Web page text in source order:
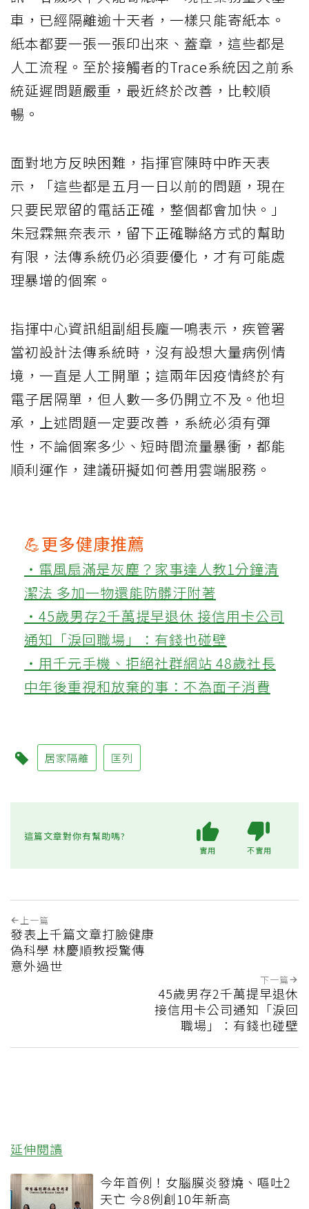
車，已經隔離逾十天者，一樣只能寄紙本。
紙本都要一張一張印出來、蓋章，這些都是
人工流程。至於接觸者的Trace系統因之前系
統延遲問題嚴重，最近終於改善，比較順
暢。
面對地方反映困難，指揮官陳時中昨天表
示，「這些都是五月一日以前的問題，現在
只要民眾留的電話正確，整個都會加快。」
朱冠霖無奈表示，留下正確聯絡方式的幫助
有限，法傳系統仍必須要優化，才有可能處
理暴增的個案。
指揮中心資訊組副組長龐一鳴表示，疾管署
當初設計法傳系統時，沒有設想大量病例情
境，一直是人工開單；這兩年因疫情終於有
電子居隔單，但人數一多仍開立不及。他坦
承，上述問題一定要改善，系統必須有彈
性，不論個案多少、短時間流量暴衝，都能
順利運作，建議研擬如何善用雲端服務。
💪更多健康推薦
‧電風扇滿是灰塵？家事達人教1分鐘清
潔法 多加一物還能防髒汙附著
‧45歲男存2千萬提早退休 接信用卡公司
通知「淚回職場」：有錢也碰壁
‧用千元手機、拒絕社群網站 48歲社長
中年後重視和放棄的事：不為面子消費
居家隔離 匡列
這篇文章對你有幫助嗎?
實用 不實用
上一篇
發表上千篇文章打臉健康
偽科學 林慶順教授驚傳
意外過世
下一篇
45歲男存2千萬提早退休
接信用卡公司通知「淚回
職場」：有錢也碰壁
延伸閱讀
今年首例！女腦膜炎發燒、嘔吐2
天亡 今8例創10年新高